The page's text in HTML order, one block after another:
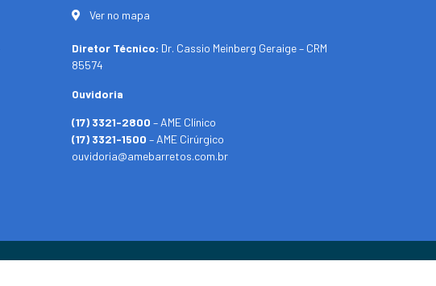
Ver no mapa
Diretor Técnico: Dr. Cassio Meinberg Geraige – CRM
85574
Ouvidoria
(17) 3321-2800 – AME Clínico
(17) 3321-1500 – AME Cirúrgico
ouvidoria@amebarretos.com.br